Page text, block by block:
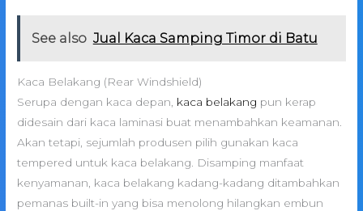
See also Jual Kaca Samping Timor di Batu
Kaca Belakang (Rear Windshield)
Serupa dengan kaca depan, kaca belakang pun kerap
didesain dari kaca laminasi buat menambahkan keamanan.
Akan tetapi, sejumlah produsen pilih gunakan kaca
tempered untuk kaca belakang. Disamping manfaat
kenyamanan, kaca belakang kadang-kadang ditambahkan
pemanas built-in yang bisa menolong hilangkan embun